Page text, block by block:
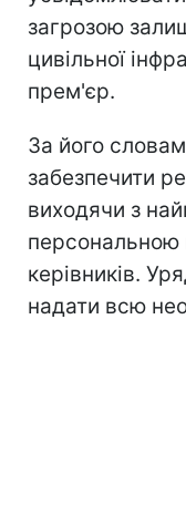
загрозою
цивільної
прем'єр.
За його
забезпечити
виходячи з
персональною
керівників.
надати всю